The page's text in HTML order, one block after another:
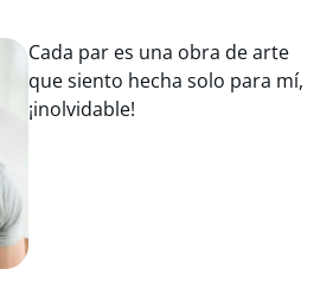
Cada par es una obra de arte
que siento hecha solo para mí,
¡inolvidable!